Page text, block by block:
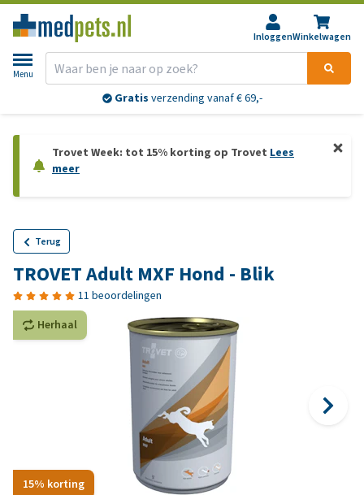
InloggenWinkelwagen
Menu
Gratis verzending vanaf € 69,-
Trovet Week: tot 15% korting op Trovet Lees
meer
Terug
TROVET Adult MXF Hond - Blik
11 beoordelingen
15% korting
Herhaal